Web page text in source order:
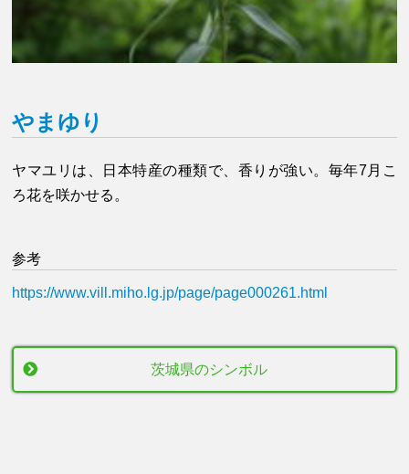
やまゆり
ヤマユリは、日本特産の種類で、香りが強い。毎年7月こ
ろ花を咲かせる。
参考
https://www.vill.miho.lg.jp/page/page000261.html
茨城県のシンボル